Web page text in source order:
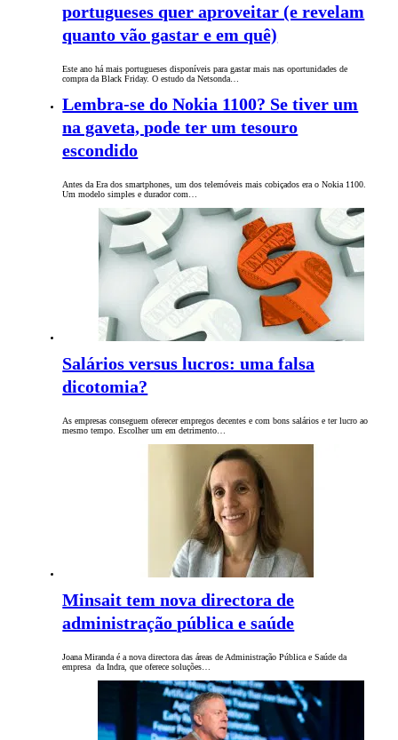
portugueses quer aproveitar (e revelam
quanto vão gastar e em quê)
Este ano há mais portugueses disponíveis para gastar mais nas oportunidades de
compra da Black Friday. O estudo da Netsonda…
Lembra-se do Nokia 1100? Se tiver um
na gaveta, pode ter um tesouro
escondido
Antes da Era dos smartphones, um dos telemóveis mais cobiçados era o Nokia 1100.
Um modelo simples e durador com…
Salários versus lucros: uma falsa
dicotomia?
As empresas conseguem oferecer empregos decentes e com bons salários e ter lucro ao
mesmo tempo. Escolher um em detrimento…
Minsait tem nova directora de
administração pública e saúde
Joana Miranda é a nova directora das áreas de Administração Pública e Saúde da
empresa da Indra, que oferece soluções…